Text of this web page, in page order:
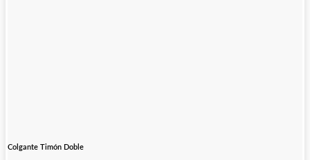
Colgante Timón Doble